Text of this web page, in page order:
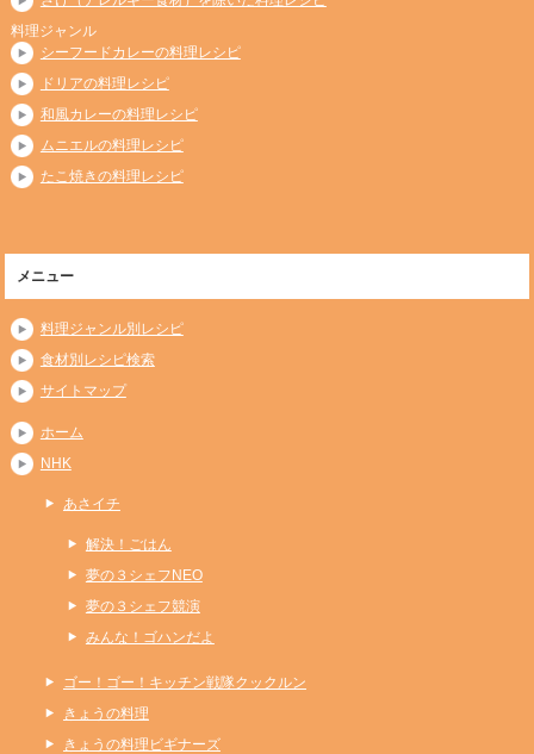
料理ジャンル
シーフードカレーの料理レシピ
ドリアの料理レシピ
和風カレーの料理レシピ
ムニエルの料理レシピ
たこ焼きの料理レシピ
メニュー
料理ジャンル別レシピ
食材別レシピ検索
サイトマップ
ホーム
NHK
あさイチ
解決！ごはん
夢の３シェフNEO
夢の３シェフ競演
みんな！ゴハンだよ
ゴー！ゴー！キッチン戦隊クックルン
きょうの料理
きょうの料理ビギナーズ